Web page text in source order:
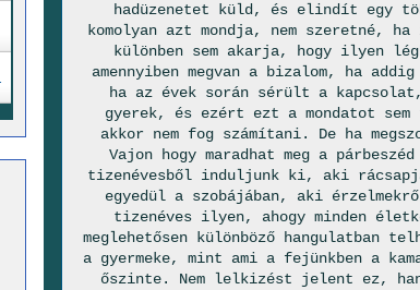
hadüzenetet küld, és elindít egy
komolyan azt mondja, nem szeretné,
különben sem akarja, hogy ilyen
amennyiben megvan a bizalom, ha
ha az évek során sérült a
gyerek, és ezért ezt a mondatot
akkor nem fog számítani. De ha
Vajon hogy maradhat meg a
tizenévesből induljunk ki, aki
egyedül a szobájában, aki
tizenéves ilyen, ahogy minden
meglehetősen különböző hangulatban
a gyermeke, mint ami a fejünkben a
őszinte. Nem lelkizést jelent ez,